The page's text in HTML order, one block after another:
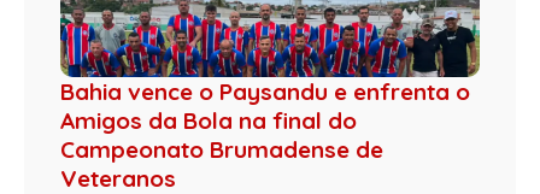
Bahia vence o Paysandu e enfrenta o
Amigos da Bola na final do
Campeonato Brumadense de
Veteranos